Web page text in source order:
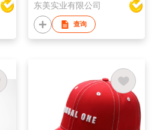
东美实业有限公司
查询